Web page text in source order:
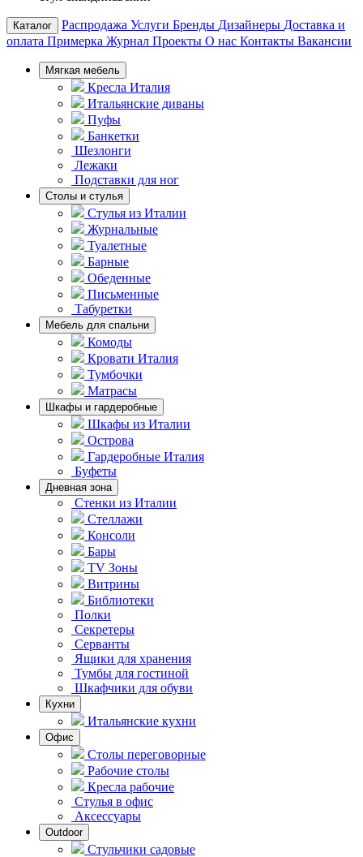
Каталог Распродажа Услуги Бренды Дизайнеры Доставка и
оплата Примерка Журнал Проекты О нас Контакты Вакансии
Мягкая мебель
Кресла Италия
Итальянские диваны
Пуфы
Банкетки
Шезлонги
Лежаки
Подставки для ног
Столы и стулья
Стулья из Италии
Журнальные
Туалетные
Барные
Обеденные
Письменные
Табуретки
Мебель для спальни
Комоды
Кровати Италия
Тумбочки
Матрасы
Шкафы и гардеробные
Шкафы из Италии
Острова
Гардеробные Италия
Буфеты
Дневная зона
Стенки из Италии
Стеллажи
Консоли
Бары
TV Зоны
Витрины
Библиотеки
Полки
Секретеры
Серванты
Ящики для хранения
Тумбы для гостиной
Шкафчики для обуви
Кухни
Итальянские кухни
Офис
Столы переговорные
Рабочие столы
Кресла рабочие
Стулья в офис
Аксессуары
Outdoor
Стульчики садовые